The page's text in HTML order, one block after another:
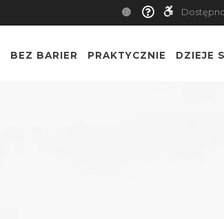
BEZ BARIER PRAKTYCZNIE DZIEJE